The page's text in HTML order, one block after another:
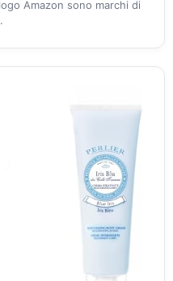
Amazon sono marchi di